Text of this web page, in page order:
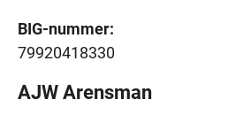
BIG-nummer:
79920418330
AJW Arensman